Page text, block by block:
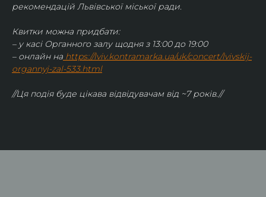
рекомендацій Львівської міської ради.
Квитки можна придбати:
– у касі Органного залу щодня з 13:00 до 19:00
– онлайн на https://lviv.kontramarka.ua/uk/concert/lvivskij-
organnyj-zal-533.html
//Ця подія буде цікава відвідувачам від ~7 років.//